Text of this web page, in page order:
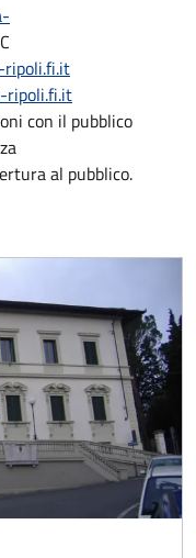
ripoli.fi.it
ripoli.fi.it
con il pubblico
al pubblico.